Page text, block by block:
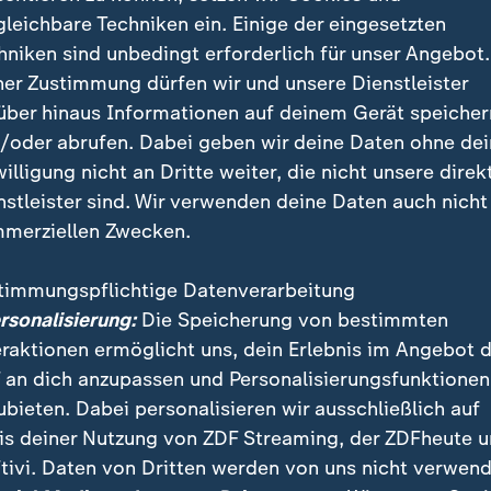
Genf weckt die Vermutung, dass auch Russland
könnte: Merz erklärt dazu, die Schweiz
und habe eine "gute Tradition als Standort
darauf hindeute, dass Russland bereits auf
wollte er nicht bewerten: Das sei "im Augenblick zu
sagen zu können".
Techniken ein. Einige der eingesetzten
sind unbedingt erforderlich für unser
Zustimmung dürfen wir und unsere Dienstleister
hinaus Informationen auf deinem Gerät
oder abrufen. Dabei geben wir deine Daten ohne
nicht an Dritte weiter, die nicht unsere
sind. Wir verwenden deine Daten auch nicht
Zwecken.
Datenverarbeitung
Die Speicherung von bestimmten
ermöglicht uns, dein Erlebnis im Angebot
an dich anzupassen und Personalisierungsfunktionen
Dabei personalisieren wir ausschließlich auf
deiner Nutzung von ZDF Streaming, der ZDFheute
Daten von Dritten werden von uns nicht